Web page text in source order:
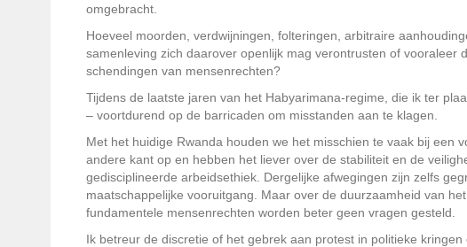
omgebracht.
Hoeveel moorden, verdwijningen, folteringen, arbitraire
samenleving zich daarover openlijk mag verontrusten of
schendingen van mensenrechten?
Tijdens de laatste jaren van het Habyarimana-regime, die ik ter
– voortdurend op de barricaden om misstanden aan te klagen.
Met het huidige Rwanda houden we het misschien te vaak bij een
andere kant op en hebben het liever over de stabiliteit en de
gedisciplineerde arbeidsethiek. Dergelijke afwegingen zijn zelfs
maatschappelijke vooruitgang. Maar over de duurzaamheid van
fundamentele mensenrechten worden beter geen vragen gesteld.
Ik betreur de discretie of het gebrek aan protest in politieke